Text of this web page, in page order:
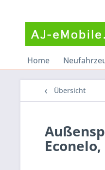
Home
Übersicht